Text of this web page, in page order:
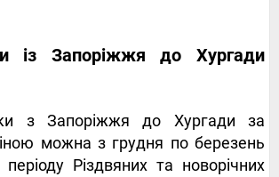
із Запоріжжя до Хургади
з Запоріжжя до Хургади за
можна з грудня по березень
Різдвяних та новорічних